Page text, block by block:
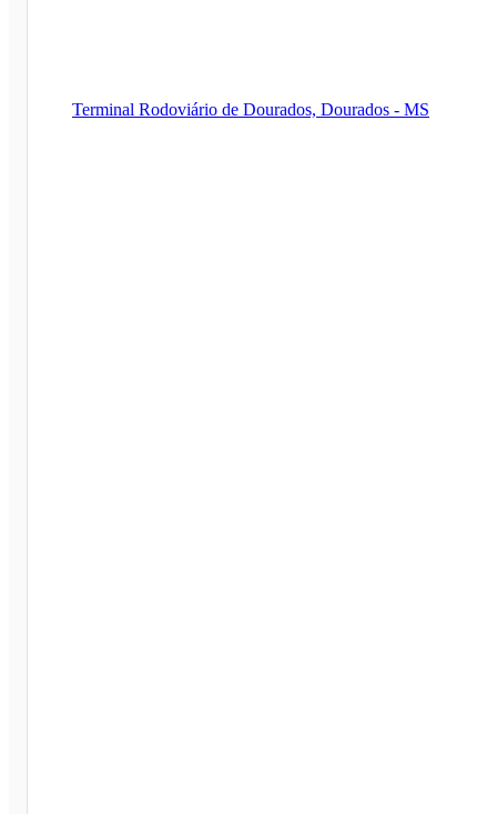
Terminal Rodoviário de Dourados, Dourados - MS